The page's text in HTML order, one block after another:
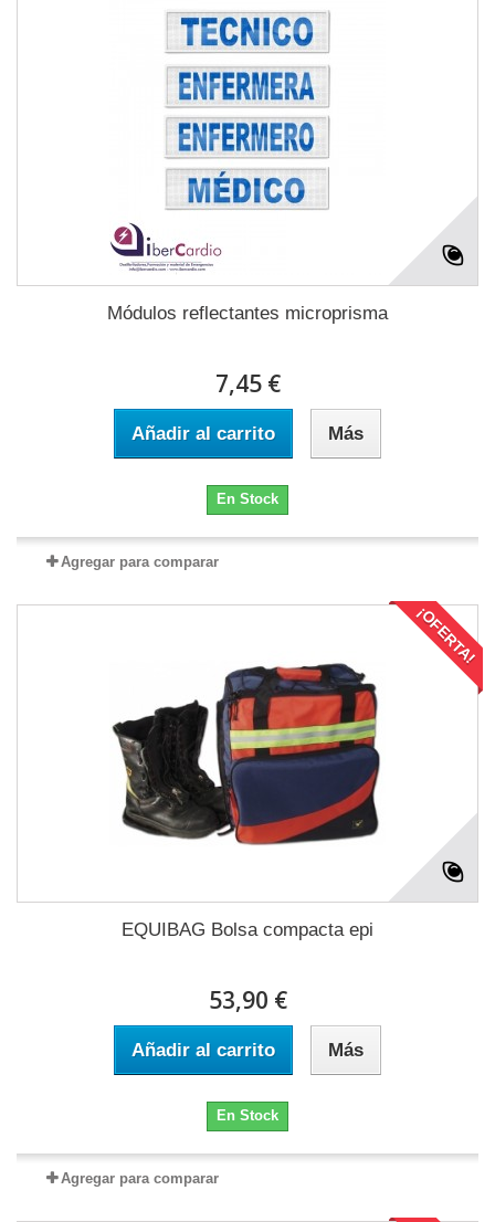
Módulos reflectantes microprisma
7,45 €
Añadir al carrito Más
En Stock
Agregar para comparar
¡OFERTA!
EQUIBAG Bolsa compacta epi
53,90 €
Añadir al carrito Más
En Stock
Agregar para comparar